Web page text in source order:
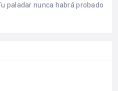
paladar nunca habrá probado